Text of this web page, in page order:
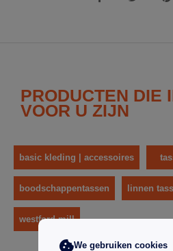
PRODUCTEN DIE
VOOR U ZIJN
basic kleding | accessoires
boodschappentassen linnen
westford mill
We gebruiken cookies